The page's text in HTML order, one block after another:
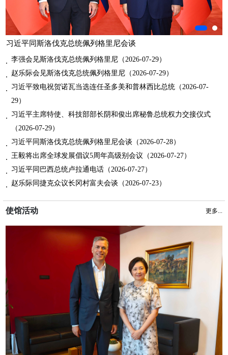
习近平同斯洛伐克总统佩列格里尼会谈
李强会见斯洛伐克总统佩列格里尼（2026-07-29）
赵乐际会见斯洛伐克总统佩列格里尼（2026-07-29）
习近平致电祝贺诺瓦当选连任圣多美和普林西比总统（2026-07-
29）
习近平主席特使、科技部部长阴和俊出席秘鲁总统权力交接仪式
（2026-07-29）
习近平同斯洛伐克总统佩列格里尼会谈（2026-07-28）
王毅将出席全球发展倡议5周年高级别会议（2026-07-27）
习近平同巴西总统卢拉通电话（2026-07-27）
赵乐际同捷克众议长冈村富夫会谈（2026-07-23）
使馆活动 更多...